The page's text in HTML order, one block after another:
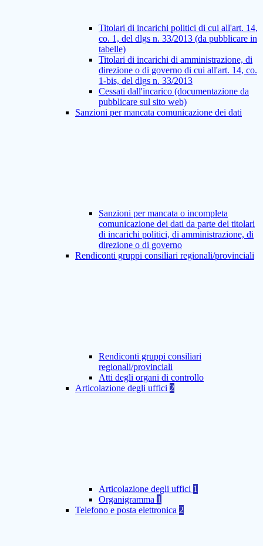
Titolari di incarichi politici di cui all'art. 14,
co. 1, del dlgs n. 33/2013 (da pubblicare in
tabelle)
Titolari di incarichi di amministrazione, di
direzione o di governo di cui all'art. 14, co.
1-bis, del dlgs n. 33/2013
Cessati dall'incarico (documentazione da
pubblicare sul sito web)
Sanzioni per mancata comunicazione dei dati
Sanzioni per mancata o incompleta
comunicazione dei dati da parte dei titolari
di incarichi politici, di amministrazione, di
direzione o di governo
Rendiconti gruppi consiliari regionali/provinciali
Rendiconti gruppi consiliari
regionali/provinciali
Atti degli organi di controllo
Articolazione degli uffici 2
Articolazione degli uffici 1
Organigramma 1
Telefono e posta elettronica 2